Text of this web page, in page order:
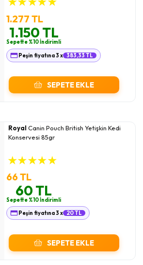
1.277 TL
1.150 TL
Sepette %10 İndirimli
Peşin fiyatına 3 x 383,33 TL
SEPETE EKLE
Royal Canin Pouch British Yetişkin Kedi
Konservesi 85gr
★★★★★
66 TL
60 TL
Sepette %10 İndirimli
Peşin fiyatına 3 x
20 TL
SEPETE EKLE